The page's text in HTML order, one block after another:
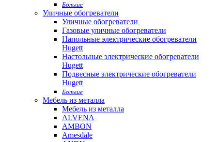
Больше
Уличные обогреватели
Уличные обогреватели
Газовые уличные обогреватели
Напольные электрические обогреватели
Hugett
Настольные электрические обогреватели
Hugett
Подвесные электрические обогреватели
Hugett
Больше
Мебель из металла
Мебель из металла
ALVENA
AMBON
Amesdale